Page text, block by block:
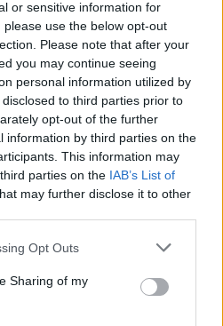
or sensitive information for
use the below opt-out
Please note that after your
you may continue seeing
personal information utilized by
to third parties prior to
opt-out of the further
information by third parties on the
This information may
parties on the IAB’s List of
may further disclose it to other
app uses one or more Google
behaviour. You may click to
and its third-party tags to
purposes in below Google
Opt Outs
Sharing of my